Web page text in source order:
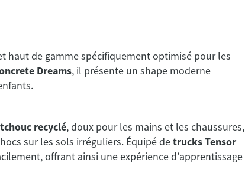
haut de gamme spécifiquement optimisé pour les
Dreams, il présente un shape moderne
recyclé, doux pour les mains et les chaussures,
sur les sols irréguliers. Équipé detrucks Tensor
offrant ainsi une expérience d'apprentissage